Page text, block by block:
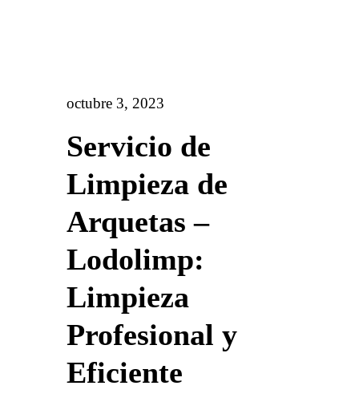
octubre 3, 2023
Servicio de
Limpieza de
Arquetas –
Lodolimp:
Limpieza
Profesional y
Eficiente